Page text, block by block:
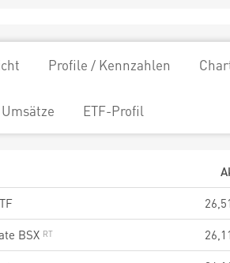
Profile / Kennzahlen
ETF-Profil
BSX